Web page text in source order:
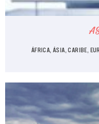
ÁFRICA, ÁSIA, CARIBE,